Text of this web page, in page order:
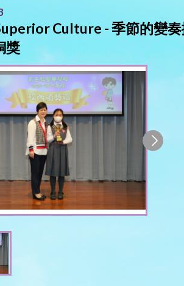
Culture - 季節的變
獎